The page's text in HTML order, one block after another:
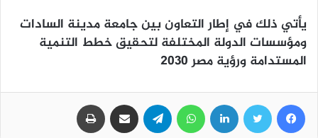
يأتي ذلك في إطار التعاون بين جامعة مدينة السادات
ومؤسسات الدولة المختلفة لتحقيق خطط التنمية
المستدامة ورؤية مصر ٢٠٣٠